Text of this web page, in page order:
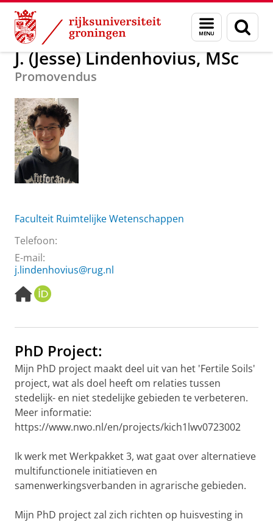
Skip
Content
Skip
Navigation
Menu
en
zoeken
Over ons J. (Jesse) Lindenhovius, MSc
J. (Jesse) Lindenhovius, MSc
Promovendus
Faculteit Ruimtelijke Wetenschappen
Telefoon:
E-mail:
j.lindenhovius@rug.nl
H
o
e
a
g
e
I
PhD Project:
Mijn PhD project maakt deel uit van het 'Fertile Soils'
project, wat als doel heeft om relaties tussen
stedelijk- en niet stedelijke gebieden te verbeteren.
Meer informatie:
https://www.nwo.nl/en/projects/kich1lwv0723002
Ik werk met Werkpakket 3, wat gaat over alternatieve
multifunctionele initiatieven en
samenwerkingsverbanden in agrarische gebieden.
Mijn PhD project zal zich richten op huisvesting in